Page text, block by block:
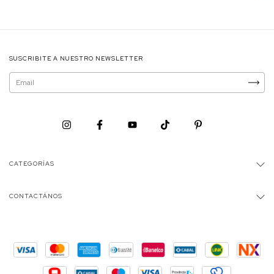
SUSCRIBITE A NUESTRO NEWSLETTER
CATEGORÍAS
CONTACTÁNOS